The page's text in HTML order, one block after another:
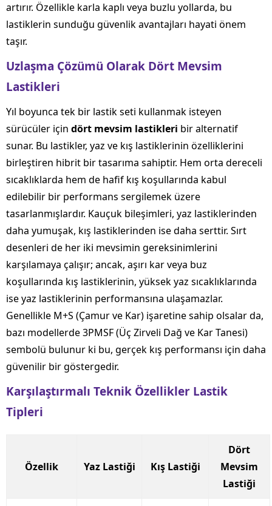
artırır. Özellikle karla kaplı veya buzlu yollarda, bu
lastiklerin sunduğu güvenlik avantajları hayati önem
taşır.
Uzlaşma Çözümü Olarak Dört Mevsim
Lastikleri
Yıl boyunca tek bir lastik seti kullanmak isteyen
sürücüler için dört mevsim lastikleri bir alternatif
sunar. Bu lastikler, yaz ve kış lastiklerinin özelliklerini
birleştiren hibrit bir tasarıma sahiptir. Hem orta dereceli
sıcaklıklarda hem de hafif kış koşullarında kabul
edilebilir bir performans sergilemek üzere
tasarlanmışlardır. Kauçuk bileşimleri, yaz lastiklerinden
daha yumuşak, kış lastiklerinden ise daha serttir. Sırt
desenleri de her iki mevsimin gereksinimlerini
karşılamaya çalışır; ancak, aşırı kar veya buz
koşullarında kış lastiklerinin, yüksek yaz sıcaklıklarında
ise yaz lastiklerinin performansına ulaşamazlar.
Genellikle M+S (Çamur ve Kar) işaretine sahip olsalar da,
bazı modellerde 3PMSF (Üç Zirveli Dağ ve Kar Tanesi)
sembolü bulunur ki bu, gerçek kış performansı için daha
güvenilir bir göstergedir.
Karşılaştırmalı Teknik Özellikler Lastik
Tipleri
Özellik Yaz Lastiği Kış Lastiği
Dört
Mevsim
Lastiği